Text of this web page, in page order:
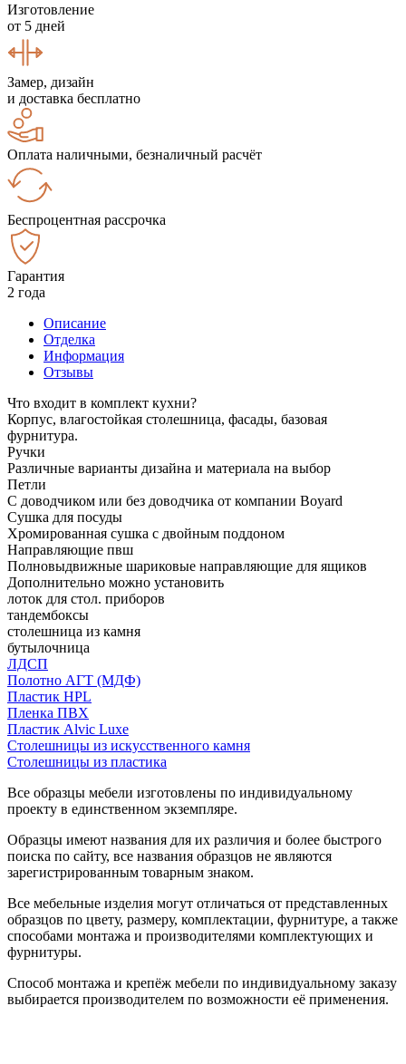
Изготовление
от 5 дней
Замер, дизайн
и доставка бесплатно
Оплата наличными, безналичный расчёт
Беспроцентная рассрочка
Гарантия
2 года
Описание
Отделка
Информация
Отзывы
Что входит в комплект кухни?
Корпус, влагостойкая столешница, фасады, базовая
фурнитура.
Ручки
Различные варианты дизайна и материала на выбор
Петли
С доводчиком или без доводчика от компании Boyard
Сушка для посуды
Хромированная сушка с двойным поддоном
Направляющие пвш
Полновыдвижные шариковые направляющие для ящиков
Дополнительно можно установить
лоток для стол. приборов
тандембоксы
столешница из камня
бутылочница
ЛДСП
Полотно АГТ (МДФ)
Пластик HPL
Пленка ПВХ
Пластик Alvic Luxe
Столешницы из искусственного камня
Столешницы из пластика
Все образцы мебели изготовлены по индивидуальному
проекту в единственном экземпляре.
Образцы имеют названия для их различия и более быстрого
поиска по сайту, все названия образцов не являются
зарегистрированным товарным знаком.
Все мебельные изделия могут отличаться от представленных
образцов по цвету, размеру, комплектации, фурнитуре, а также
способами монтажа и производителями комплектующих и
фурнитуры.
Способ монтажа и крепёж мебели по индивидуальному заказу
выбирается производителем по возможности её применения.